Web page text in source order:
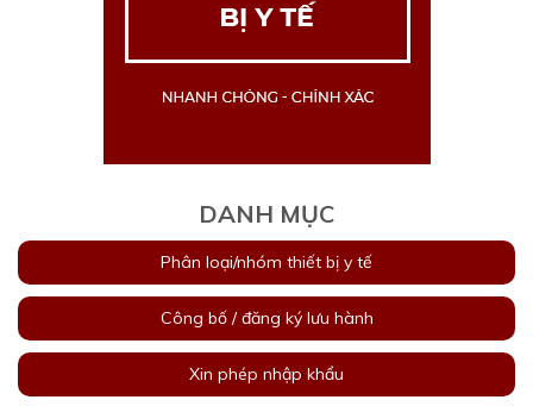
DANH MỤC
Phân loại/nhóm thiết bị y tế
Công bố / đăng ký lưu hành
Xin phép nhập khẩu